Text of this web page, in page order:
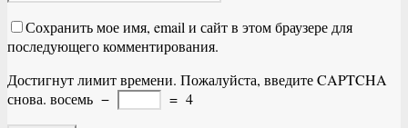
Сохранить мое имя, email и сайт в этом браузере для
последующего комментирования.
Достигнут лимит времени. Пожалуйста, введите CAPTCHA
снова. восемь − = 4